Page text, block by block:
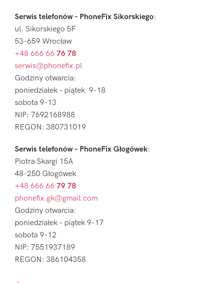
Serwis telefonów – PhoneFix Sikorskiego:
ul. Sikorskiego 5F
53-659 Wrocław
+48 666 66 76 78
serwis@phonefix.pl
Godziny otwarcia:
poniedziałek – piątek 9-18
sobota 9-13
NIP: 7692168988
REGON: 380731019
Serwis telefonów – PhoneFix Głogówek:
Piotra Skargi 15A
48-250 Głogówek
+48 666 66 79 78
phonefix.gk@gmail.com
Godziny otwarcia:
poniedziałek – piątek 9-17
sobota 9-12
NIP: 7551937189
REGON: 386104358